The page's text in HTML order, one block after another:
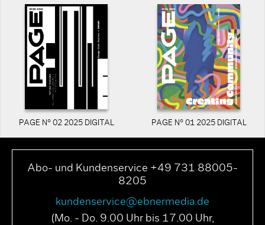
PAGE N° 02 2025 DIGITAL PAGE N° 01 2025 DIGITAL
Abo- und Kundenservice +49 731 88005-
8205
kundenservice@ebnermedia.de
(Mo. - Do. 9.00 Uhr bis 17.00 Uhr,